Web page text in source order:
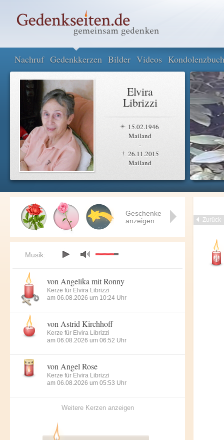
Nachruf Gedenkkerzen Bilder Videos Kondolenzbuch
Elvira
Librizzi
15.02.1946
Mailand
-
26.11.2015
Mailand
Zurück
Geschenke
anzeigen
Musik:
von Angelika mit Ronny
Kerze für Elvira Librizzi
am 06.08.2026 um 10:24 Uhr
von Astrid Kirchhoff
Kerze für Elvira Librizzi
am 06.08.2026 um 06:52 Uhr
von Angel Rose
Kerze für Elvira Librizzi
am 06.08.2026 um 05:53 Uhr
Weitere Kerzen anzeigen